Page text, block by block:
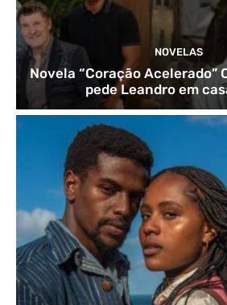
NOVELAS
Novela “Coração Acelerado”
pede Leandro em